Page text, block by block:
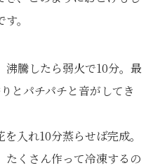
。
沸騰したら弱火で10分。最
とパチパチと音がしてき
入れ10分蒸らせば完成。
たくさん作って冷凍するの